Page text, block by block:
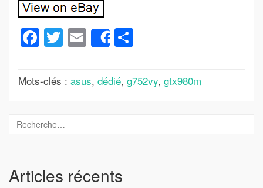
Facebook
Twitter
Email
Share
Mots-clés : asus, dédié, g752vy, gtx980m
Articles récents